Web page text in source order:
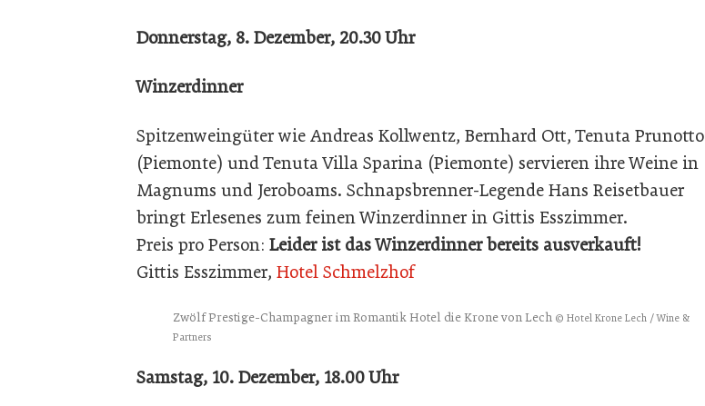
Donnerstag, 8. Dezember, 20.30 Uhr
Winzerdinner
Spitzenweingüter wie Andreas Kollwentz, Bernhard Ott, Tenuta Prunotto
(Piemonte) und Tenuta Villa Sparina (Piemonte) servieren ihre Weine in
Magnums und Jeroboams. Schnapsbrenner-Legende Hans Reisetbauer
bringt Erlesenes zum feinen Winzerdinner in Gittis Esszimmer.
Preis pro Person: Leider ist das Winzerdinner bereits ausverkauft!
Gittis Esszimmer, Hotel Schmelzhof
Zwölf Prestige-Champagner im Romantik Hotel die Krone von Lech © Hotel Krone Lech / Wine &
Partners
Samstag, 10. Dezember, 18.00 Uhr